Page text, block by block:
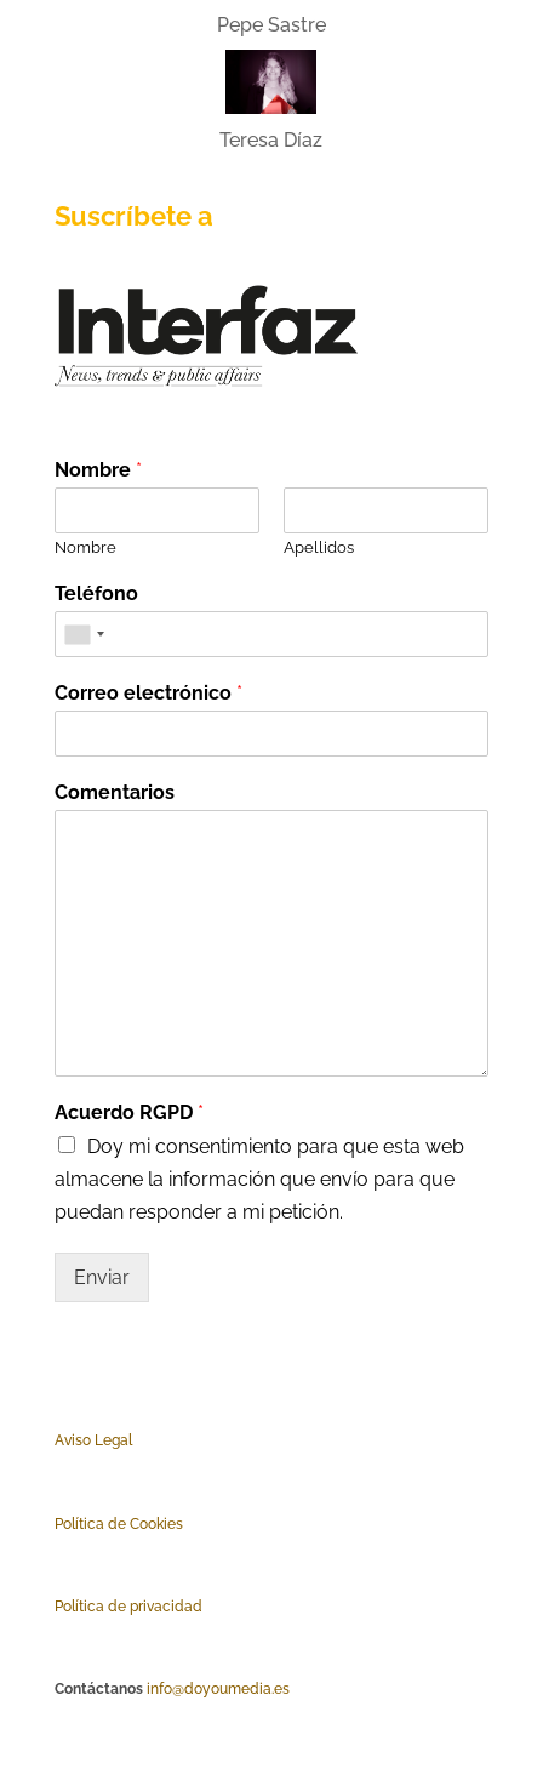
Pepe Sastre
Teresa Díaz
Suscríbete a
Nombre *
Nombre Apellidos
Teléfono
Correo electrónico *
Comentarios
Acuerdo RGPD *
Doy mi consentimiento para que esta web
almacene la información que envío para que
puedan responder a mi petición.
Enviar
Aviso Legal
Política de Cookies
Política de privacidad
Contáctanos info@doyoumedia.es